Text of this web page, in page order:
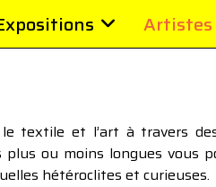
Artistes
textile et l’art à travers
ou moins longues vous
hétéroclites et curieuses.